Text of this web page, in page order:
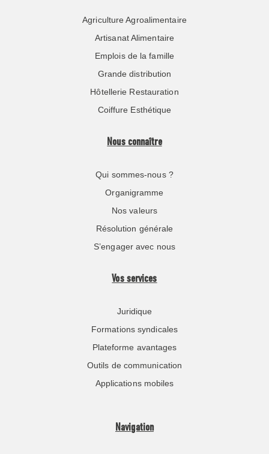
Agriculture Agroalimentaire
Artisanat Alimentaire
Emplois de la famille
Grande distribution
Hôtellerie Restauration
Coiffure Esthétique
Nous connaître
Qui sommes-nous ?
Organigramme
Nos valeurs
Résolution générale
S’engager avec nous
Vos services
Juridique
Formations syndicales
Plateforme avantages
Outils de communication
Applications mobiles
Navigation